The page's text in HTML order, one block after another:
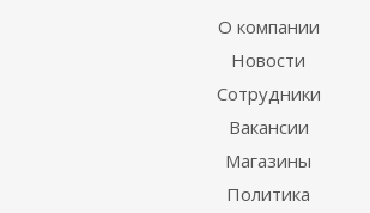
О компании
Новости
Сотрудники
Вакансии
Магазины
Политика